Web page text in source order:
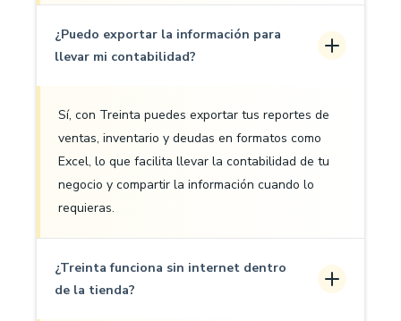
¿Puedo exportar la información para
llevar mi contabilidad?
Sí, con Treinta puedes exportar tus reportes de
ventas, inventario y deudas en formatos como
Excel, lo que facilita llevar la contabilidad de tu
negocio y compartir la información cuando lo
requieras.
¿Treinta funciona sin internet dentro
de la tienda?